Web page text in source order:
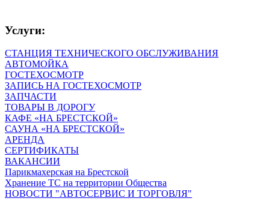
Услуги:
СТАНЦИЯ ТЕХНИЧЕСКОГО ОБСЛУЖИВАНИЯ
АВТОМОЙКА
ГОСТЕХОСМОТР
ЗАПИСЬ НА ГОСТЕХОСМОТР
ЗАПЧАСТИ
ТОВАРЫ В ДОРОГУ
КАФЕ «НА БРЕСТСКОЙ»
САУНА «НА БРЕСТСКОЙ»
АРЕНДА
СЕРТИФИКАТЫ
ВАКАНСИИ
Парикмахерская на Брестской
Хранение ТС на территории Общества
НОВОСТИ "АВТОСЕРВИС И ТОРГОВЛЯ"